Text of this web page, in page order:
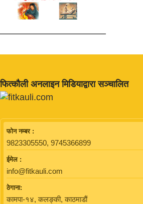
फित्काैली अनलाइन मिडियाद्वारा सञ्चालित
फाेन नम्बर :
9823305550, 9745366899
ईमेल :
info@fitkauli.com
ठेगाना:
कामपा-१४, कलङ्की, काठमाडाैं